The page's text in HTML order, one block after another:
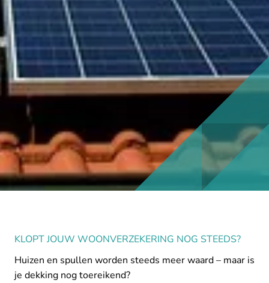
KLOPT JOUW WOONVERZEKERING NOG STEEDS?
Huizen en spullen worden steeds meer waard – maar is
je dekking nog toereikend?